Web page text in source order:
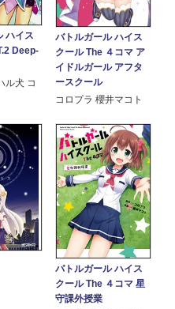
ハイス
Deep-
ル犬 コ
バトルガール ハイス
クール The ４コマ ア
イドルガール アフタ
ースクール
コロプラ 櫻井マコト
バトルガール ハイス
クール The ４コマ 星
守課外授業